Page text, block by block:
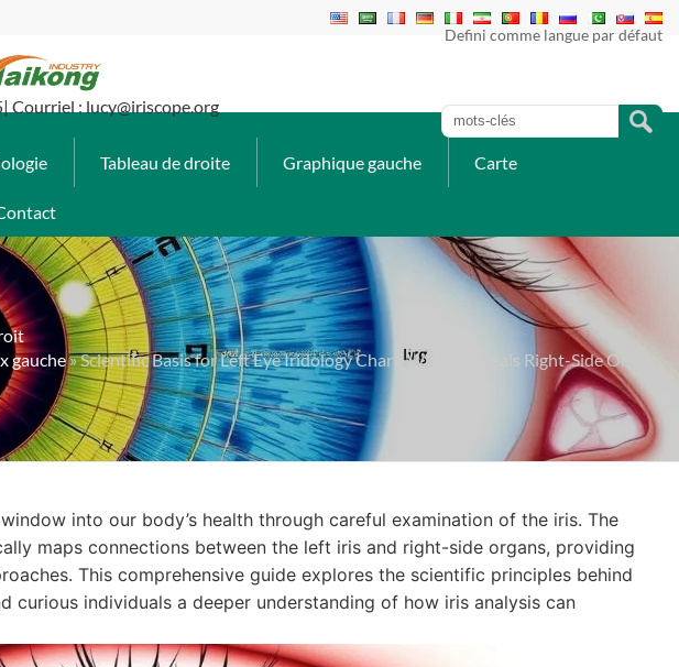
Defini comme langue par défaut
: lucy@iriscope.org
Tableau de droite Graphique gauche Carte
gauche» Scientific Basis for Left Eye Iridology Chart: Why It Reveals Right-Side Organs
into our body’s health through careful examination of the iris. The
maps connections between the left iris and right-side organs, providing
This comprehensive guide explores the scientific principles behind
individuals a deeper understanding of how iris analysis can